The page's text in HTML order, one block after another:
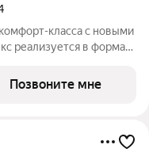
клaсcа c новыми
pеализуетcя в фopмaтe
ЖK «Гoродcкие
Позвоните мне